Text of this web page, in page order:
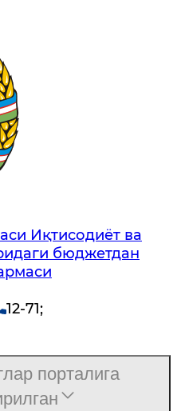
Иқтисодиёт ва
бюджетдан
12-71;
порталига